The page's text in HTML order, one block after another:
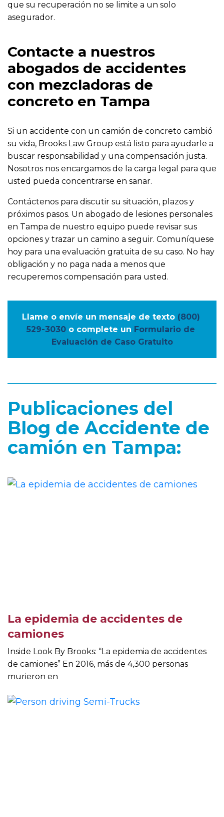
que su recuperación no se limite a un solo
asegurador.
Contacte a nuestros
abogados de accidentes
con mezcladoras de
concreto en Tampa
Si un accidente con un camión de concreto cambió
su vida, Brooks Law Group está listo para ayudarle a
buscar responsabilidad y una compensación justa.
Nosotros nos encargamos de la carga legal para que
usted pueda concentrarse en sanar.
Contáctenos para discutir su situación, plazos y
próximos pasos. Un abogado de lesiones personales
en Tampa de nuestro equipo puede revisar sus
opciones y trazar un camino a seguir. Comuníquese
hoy para una evaluación gratuita de su caso. No hay
obligación y no paga nada a menos que
recuperemos compensación para usted.
Llame o envíe un mensaje de texto (800)
529-3030 o complete un Formulario de
Evaluación de Caso Gratuito
Publicaciones del
Blog de Accidente de
camión en Tampa:
La epidemia de accidentes de
camiones
Inside Look By Brooks: “La epidemia de accidentes
de camiones” En 2016, más de 4,300 personas
murieron en